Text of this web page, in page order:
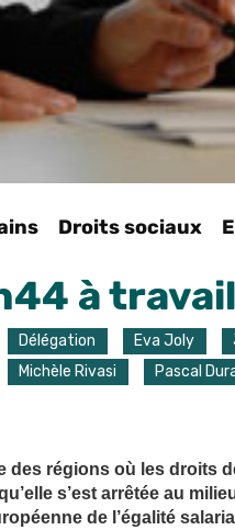
Droits sociaux
à
Délégation Eva Joly
Michèle Rivasi
Pascal
des régions où les droits
s’est arrêtée au
de l’égalité